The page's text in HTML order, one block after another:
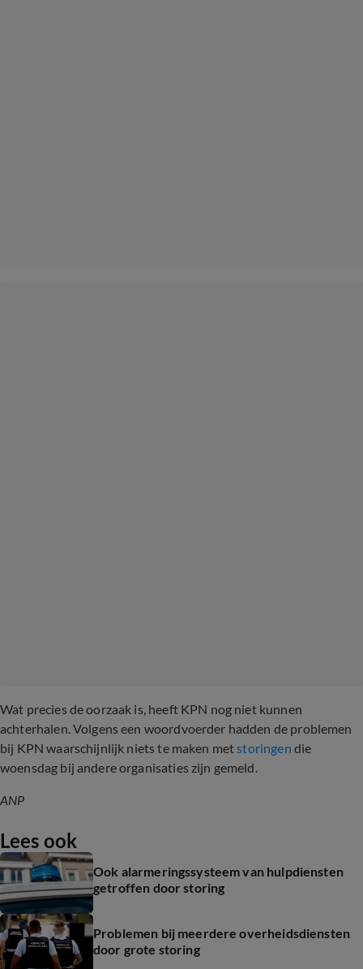
Wat precies de oorzaak is, heeft KPN nog niet kunnen
achterhalen.Volgens een woordvoerder hadden de problemen
bij KPN waarschijnlijk niets te maken metstoringen die
woensdag bij andere organisaties zijn gemeld.
ANP
Lees ook
Ook alarmeringssysteem van hulpdiensten
getroffen door storing
Problemen bij meerdere overheidsdiensten
door grote storing